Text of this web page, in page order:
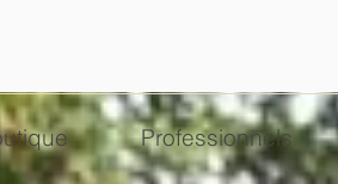
Professionnels